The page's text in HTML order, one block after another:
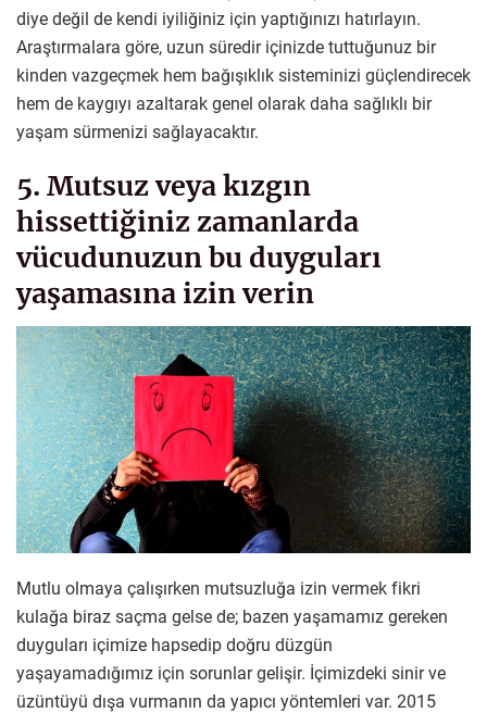
diye değil de kendi iyiliğiniz için yaptığınızı hatırlayın.
Araştırmalara göre, uzun süredir içinizde tuttuğunuz bir
kinden vazgeçmek hem bağışıklık sisteminizi güçlendirecek
hem de kaygıyı azaltarak genel olarak daha sağlıklı bir
yaşam sürmenizi sağlayacaktır.
5. Mutsuz veya kızgın
hissettiğiniz zamanlarda
vücudunuzun bu duyguları
yaşamasına izin verin
Mutlu olmaya çalışırken mutsuzluğa izin vermek fikri
kulağa biraz saçma gelse de; bazen yaşamamız gereken
duyguları içimize hapsedip doğru düzgün
yaşayamadığımız için sorunlar gelişir. İçimizdeki sinir ve
üzüntüyü dışa vurmanın da yapıcı yöntemleri var. 2015